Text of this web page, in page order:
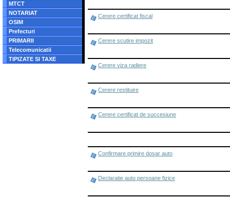
MTCT
NOTARIAT
OSIM
Prefecturi
PRIMARII
Telecomunicatii
TIPIZATE SI TAXE
Cerere certificat fiscal
Cerere scutire impozit
Cerere viza radiere
Cerere restituire
Cerere certificat de succesiune
Confirmare primire dosar auto
Declaratie auto persoane fizice